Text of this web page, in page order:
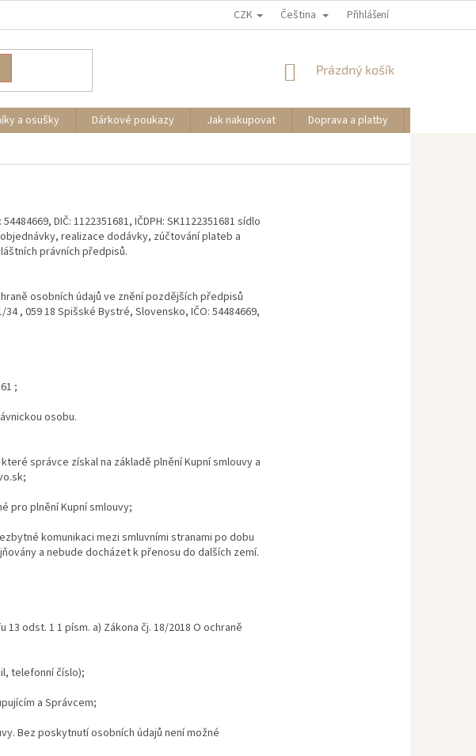
CZK Čeština Přihlášení
NÁKUPNÍ
Prázdný košík
a osušky Dárkové poukazy Jak nakupovat Doprava a platby
54484669, DIČ: 1122351681, IČDPH: SK1122351681 sídlo
realizace dodávky, zúčtování plateb a
právních předpisů.
osobních údajů ve znění pozdějších předpisů
, 059 18 Spišské Bystré, Slovensko, IČO: 54484669,
;
osobu.
správce získal na základě plnění Kupní smlouvy a
pro plnění Kupní smlouvy;
komunikaci mezi smluvními stranami po dobu
a nebude docházet k přenosu do dalších zemí.
odst. 1 1 písm. a) Zákona čj. 18/2018 O ochraně
telefonní číslo);
a Správcem;
Bez poskytnutí osobních údajů není možné